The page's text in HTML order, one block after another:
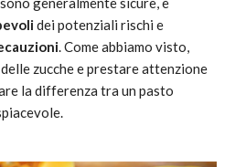
dei potenziali rischi e
. Come abbiamo visto,
zucche e prestare attenzione
la differenza tra un pasto